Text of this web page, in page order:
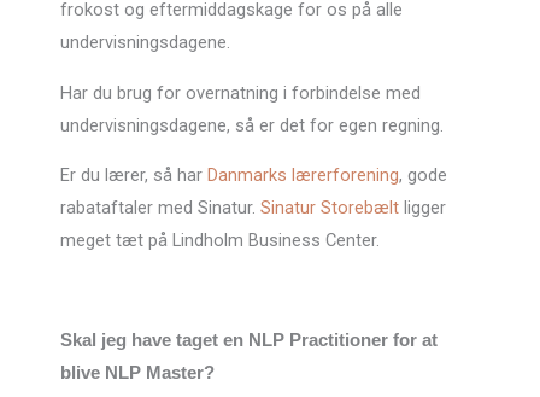
frokost og eftermiddagskage for os på alle
undervisningsdagene.
Har du brug for overnatning i forbindelse med
undervisningsdagene, så er det for egen regning.
Er du lærer, så har Danmarks lærerforening, gode
rabataftaler med Sinatur. Sinatur Storebælt ligger
meget tæt på Lindholm Business Center.
Skal jeg have taget en NLP Practitioner for at
blive NLP Master?